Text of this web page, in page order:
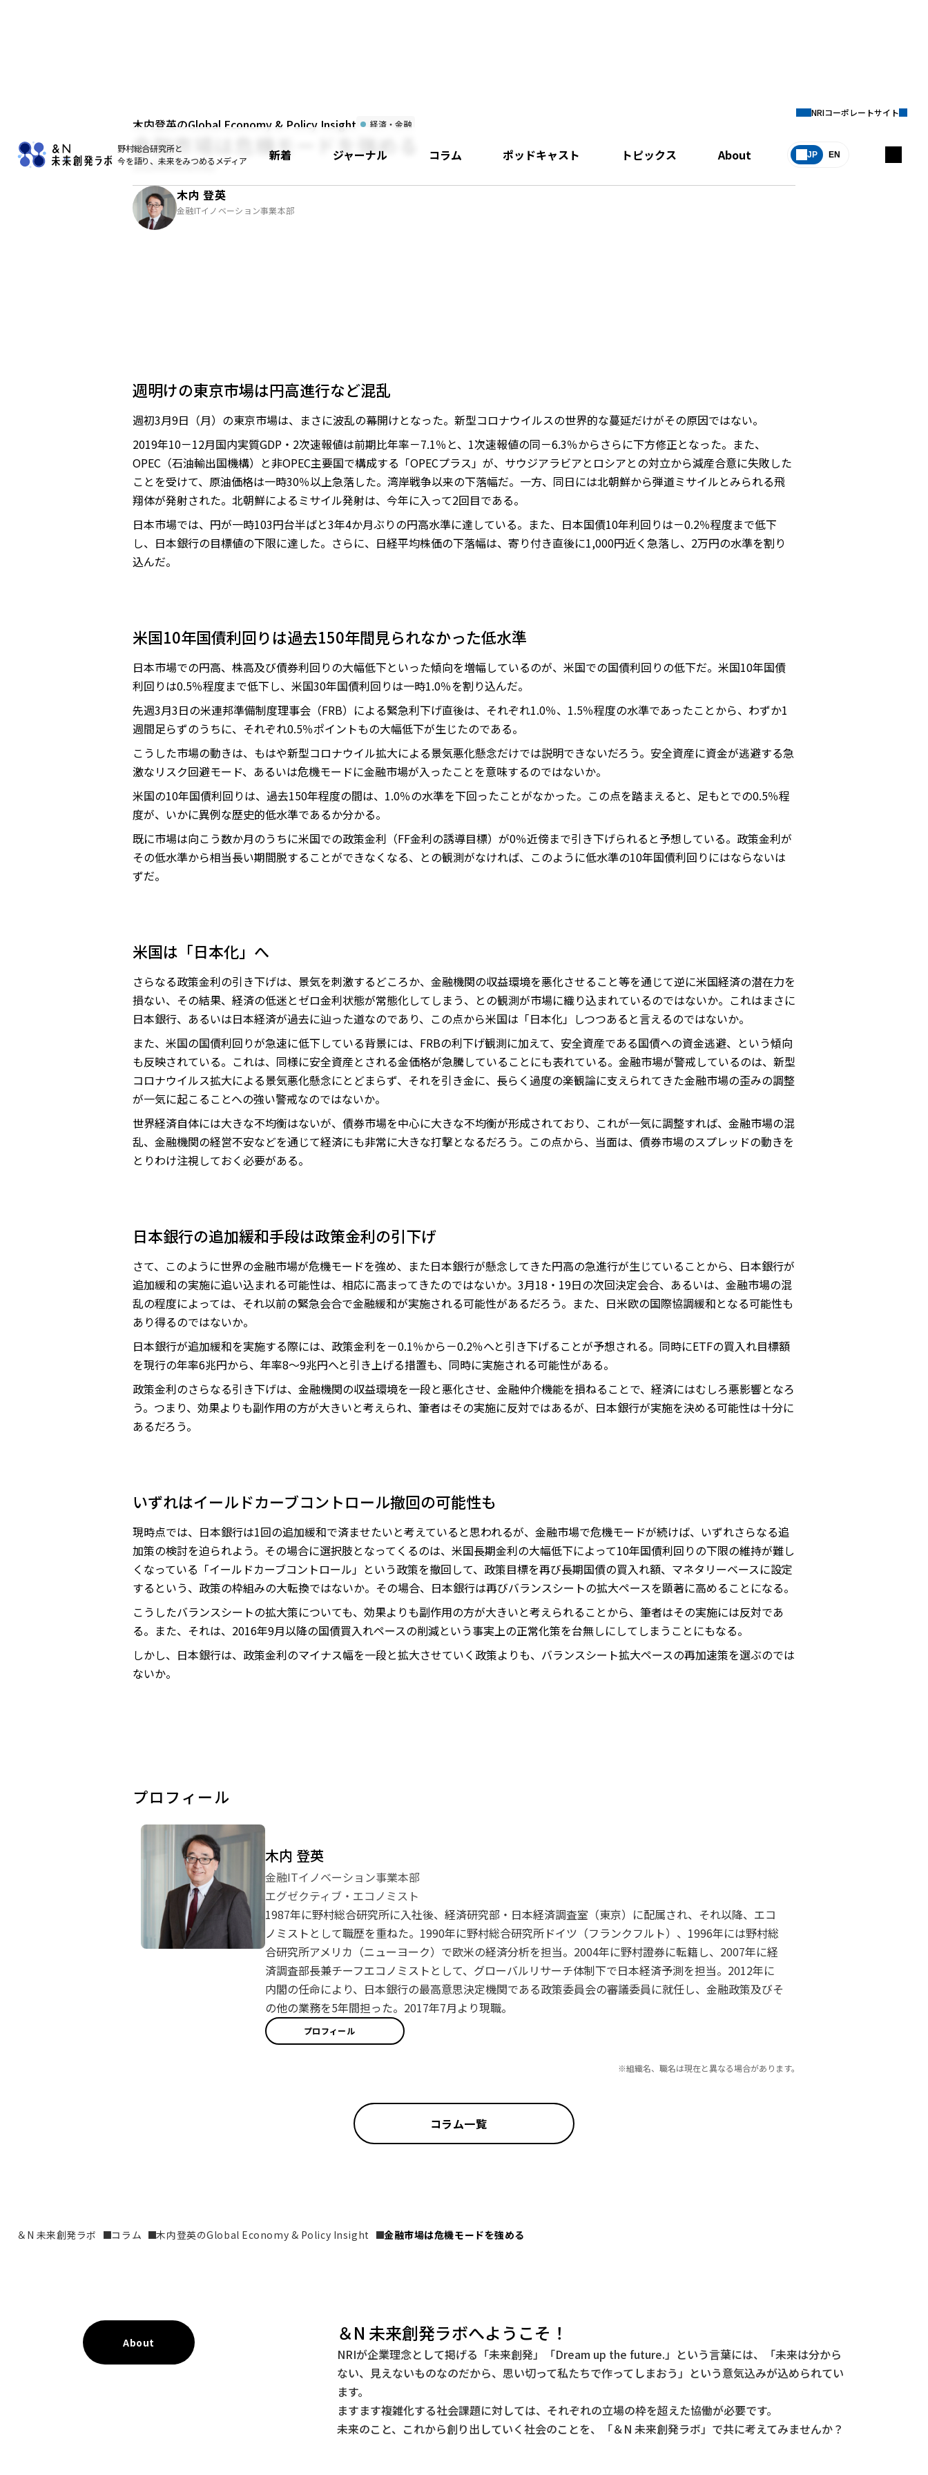
野村総合研究所と
今を語り、未来をみつめるメディア
新着 ジャーナル コラム ポッドキャスト トピックス About JP EN
NRIコーポレートサイト
木内登英のGlobal Economy & Policy Insight 経済・金融
金融市場は危機モードを強める
2020年03月09日
木内 登英
金融ITイノベーション事業本部
週明けの東京市場は円高進行など混乱
週初3月9日（月）の東京市場は、まさに波乱の幕開けとなった。新型コロナウイルスの世界的な蔓延だけがその原因ではない。
2019年10－12月国内実質GDP・2次速報値は前期比年率－7.1％と、1次速報値の同－6.3％からさらに下方修正となった。また、
OPEC（石油輸出国機構）と非OPEC主要国で構成する「OPECプラス」が、サウジアラビアとロシアとの対立から減産合意に失敗した
ことを受けて、原油価格は一時30％以上急落した。湾岸戦争以来の下落幅だ。一方、同日には北朝鮮から弾道ミサイルとみられる飛
翔体が発射された。北朝鮮によるミサイル発射は、今年に入って2回目である。
日本市場では、円が一時103円台半ばと3年4か月ぶりの円高水準に達している。また、日本国債10年利回りは－0.2％程度まで低下
し、日本銀行の目標値の下限に達した。さらに、日経平均株価の下落幅は、寄り付き直後に1,000円近く急落し、2万円の水準を割り
込んだ。
米国10年国債利回りは過去150年間見られなかった低水準
日本市場での円高、株高及び債券利回りの大幅低下といった傾向を増幅しているのが、米国での国債利回りの低下だ。米国10年国債
利回りは0.5％程度まで低下し、米国30年国債利回りは一時1.0％を割り込んだ。
先週3月3日の米連邦準備制度理事会（FRB）による緊急利下げ直後は、それぞれ1.0％、1.5％程度の水準であったことから、わずか1
週間足らずのうちに、それぞれ0.5％ポイントもの大幅低下が生じたのである。
こうした市場の動きは、もはや新型コロナウイル拡大による景気悪化懸念だけでは説明できないだろう。安全資産に資金が逃避する急
激なリスク回避モード、あるいは危機モードに金融市場が入ったことを意味するのではないか。
米国の10年国債利回りは、過去150年程度の間は、1.0％の水準を下回ったことがなかった。この点を踏まえると、足もとでの0.5％程
度が、いかに異例な歴史的低水準であるか分かる。
既に市場は向こう数か月のうちに米国での政策金利（FF金利の誘導目標）が0％近傍まで引き下げられると予想している。政策金利が
その低水準から相当長い期間脱することができなくなる、との観測がなければ、このように低水準の10年国債利回りにはならないは
ずだ。
米国は「日本化」へ
さらなる政策金利の引き下げは、景気を刺激するどころか、金融機関の収益環境を悪化させること等を通じて逆に米国経済の潜在力を
損ない、その結果、経済の低迷とゼロ金利状態が常態化してしまう、との観測が市場に織り込まれているのではないか。これはまさに
日本銀行、あるいは日本経済が過去に辿った道なのであり、この点から米国は「日本化」しつつあると言えるのではないか。
また、米国の国債利回りが急速に低下している背景には、FRBの利下げ観測に加えて、安全資産である国債への資金逃避、という傾向
も反映されている。これは、同様に安全資産とされる金価格が急騰していることにも表れている。金融市場が警戒しているのは、新型
コロナウイルス拡大による景気悪化懸念にとどまらず、それを引き金に、長らく過度の楽観論に支えられてきた金融市場の歪みの調整
が一気に起こることへの強い警戒なのではないか。
世界経済自体には大きな不均衡はないが、債券市場を中心に大きな不均衡が形成されており、これが一気に調整すれば、金融市場の混
乱、金融機関の経営不安などを通じて経済にも非常に大きな打撃となるだろう。この点から、当面は、債券市場のスプレッドの動きを
とりわけ注視しておく必要がある。
日本銀行の追加緩和手段は政策金利の引下げ
さて、このように世界の金融市場が危機モードを強め、また日本銀行が懸念してきた円高の急進行が生じていることから、日本銀行が
追加緩和の実施に追い込まれる可能性は、相応に高まってきたのではないか。3月18・19日の次回決定会合、あるいは、金融市場の混
乱の程度によっては、それ以前の緊急会合で金融緩和が実施される可能性があるだろう。また、日米欧の国際協調緩和となる可能性も
あり得るのではないか。
日本銀行が追加緩和を実施する際には、政策金利を－0.1％から－0.2％へと引き下げることが予想される。同時にETFの買入れ目標額
を現行の年率6兆円から、年率8～9兆円へと引き上げる措置も、同時に実施される可能性がある。
政策金利のさらなる引き下げは、金融機関の収益環境を一段と悪化させ、金融仲介機能を損ねることで、経済にはむしろ悪影響となろ
う。つまり、効果よりも副作用の方が大きいと考えられ、筆者はその実施に反対ではあるが、日本銀行が実施を決める可能性は十分に
あるだろう。
いずれはイールドカーブコントロール撤回の可能性も
現時点では、日本銀行は1回の追加緩和で済ませたいと考えていると思われるが、金融市場で危機モードが続けば、いずれさらなる追
加策の検討を迫られよう。その場合に選択肢となってくるのは、米国長期金利の大幅低下によって10年国債利回りの下限の維持が難し
くなっている「イールドカーブコントロール」という政策を撤回して、政策目標を再び長期国債の買入れ額、マネタリーベースに設定
するという、政策の枠組みの大転換ではないか。その場合、日本銀行は再びバランスシートの拡大ペースを顕著に高めることになる。
こうしたバランスシートの拡大策についても、効果よりも副作用の方が大きいと考えられることから、筆者はその実施には反対であ
る。また、それは、2016年9月以降の国債買入れペースの削減という事実上の正常化策を台無しにしてしまうことにもなる。
しかし、日本銀行は、政策金利のマイナス幅を一段と拡大させていく政策よりも、バランスシート拡大ペースの再加速策を選ぶのでは
ないか。
プロフィール
木内 登英
金融ITイノベーション事業本部
エグゼクティブ・エコノミスト
1987年に野村総合研究所に入社後、経済研究部・日本経済調査室（東京）に配属され、それ以降、エコ
ノミストとして職歴を重ねた。1990年に野村総合研究所ドイツ（フランクフルト）、1996年には野村総
合研究所アメリカ（ニューヨーク）で欧米の経済分析を担当。2004年に野村證券に転籍し、2007年に経
済調査部長兼チーフエコノミストとして、グローバルリサーチ体制下で日本経済予測を担当。2012年に
内閣の任命により、日本銀行の最高意思決定機関である政策委員会の審議委員に就任し、金融政策及びそ
の他の業務を5年間担った。2017年7月より現職。
プロフィール
※組織名、職名は現在と異なる場合があります。
コラム一覧
＆N 未来創発ラボ コラム 木内登英のGlobal Economy & Policy Insight 金融市場は危機モードを強める
About ＆N 未来創発ラボへようこそ！
NRIが企業理念として掲げる「未来創発」「Dream up the future.」という言葉には、「未来は分から
ない、見えないものなのだから、思い切って私たちで作ってしまおう」という意気込みが込められてい
ます。
ますます複雑化する社会課題に対しては、それぞれの立場の枠を超えた協働が必要です。
未来のこと、これから創り出していく社会のことを、「＆N 未来創発ラボ」で共に考えてみませんか？